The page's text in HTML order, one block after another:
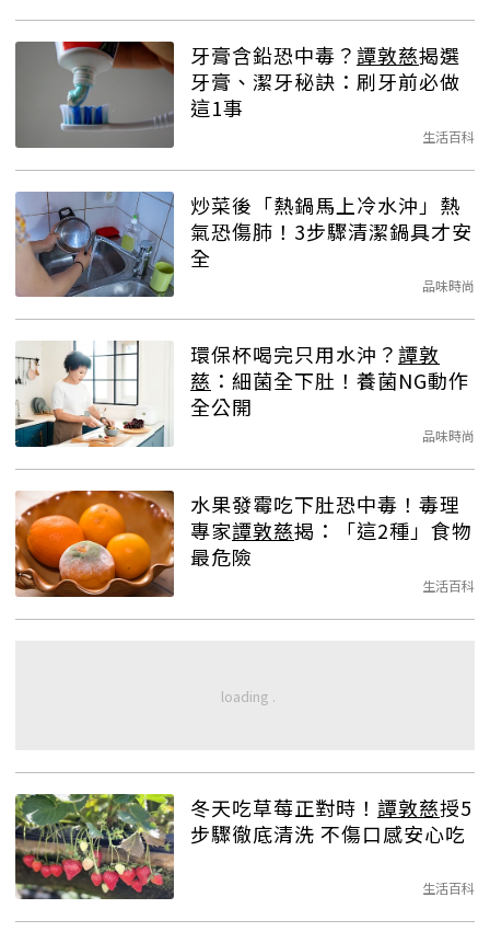
牙膏含鉛恐中毒？譚敦慈揭選
牙膏、潔牙秘訣：刷牙前必做
這1事
生活百科
炒菜後「熱鍋馬上冷水沖」熱
氣恐傷肺！3步驟清潔鍋具才安
全
品味時尚
環保杯喝完只用水沖？譚敦
慈 ：細菌全下肚！養菌NG動作
全公開
品味時尚
水果發霉吃下肚恐中毒！毒理
專家譚敦慈揭：「這2種」食物
最危險
生活百科
冬天吃草莓正對時！ 譚敦慈授5
步驟徹底清洗 不傷口感安心吃
生活百科